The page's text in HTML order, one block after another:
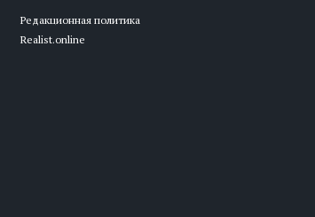
Редакционная политика
Realist.online